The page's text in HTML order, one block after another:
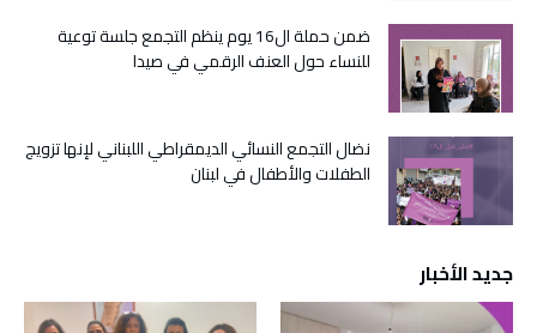
ضمن حملة ال16 يوم ينظم التجمع جلسة توعية
للنساء حول العنف الرقمي في صيدا
نضال التجمع النسائي الديمقراطي اللبناني لإنها تزويج
الطفلات والأطفال في لبنان
جديد الأخبار